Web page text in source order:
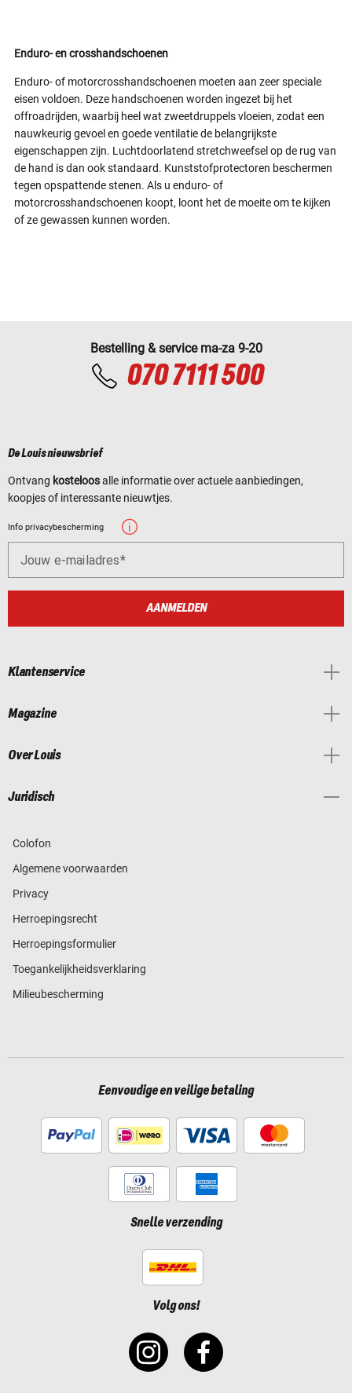
Enduro- en crosshandschoenen
Enduro- of motorcrosshandschoenen moeten aan zeer speciale
eisen voldoen. Deze handschoenen worden ingezet bij het
offroadrijden, waarbij heel wat zweetdruppels vloeien, zodat een
nauwkeurig gevoel en goede ventilatie de belangrijkste
eigenschappen zijn. Luchtdoorlatend stretchweefsel op de rug van
de hand is dan ook standaard. Kunststofprotectoren beschermen
tegen opspattende stenen. Als u enduro- of
motorcrosshandschoenen koopt, loont het de moeite om te kijken
of ze gewassen kunnen worden.
Bestelling & service ma-za 9-20
070 7111 500
De Louis nieuwsbrief
Ontvang kosteloosalle informatie over actuele aanbiedingen,
koopjes of interessante nieuwtjes.
Info privacybescherming
Jouw e-mailadres
AANMELDEN
Klantenservice
Magazine
Over Louis
Juridisch
Colofon
Algemene voorwaarden
Privacy
Herroepingsrecht
Herroepingsformulier
Toegankelijkheidsverklaring
Milieubescherming
Eenvoudige en veilige betaling
Snelle verzending
Volg ons!